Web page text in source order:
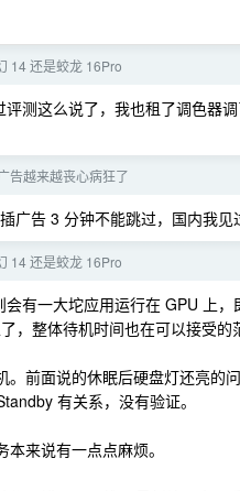
14 还是蛟龙 16Pro
测这么说了，我也租了调色器
告越来越丧心病狂了
广告 3 分钟不能跳过，国内我见
14 还是蛟龙 16Pro
有一大坨应用运行在 GPU 上
，整体待机时间也在可以接受的
前面说的休眠后硬盘灯还亮的
有关系，没有验证。
来说有一点点麻烦。